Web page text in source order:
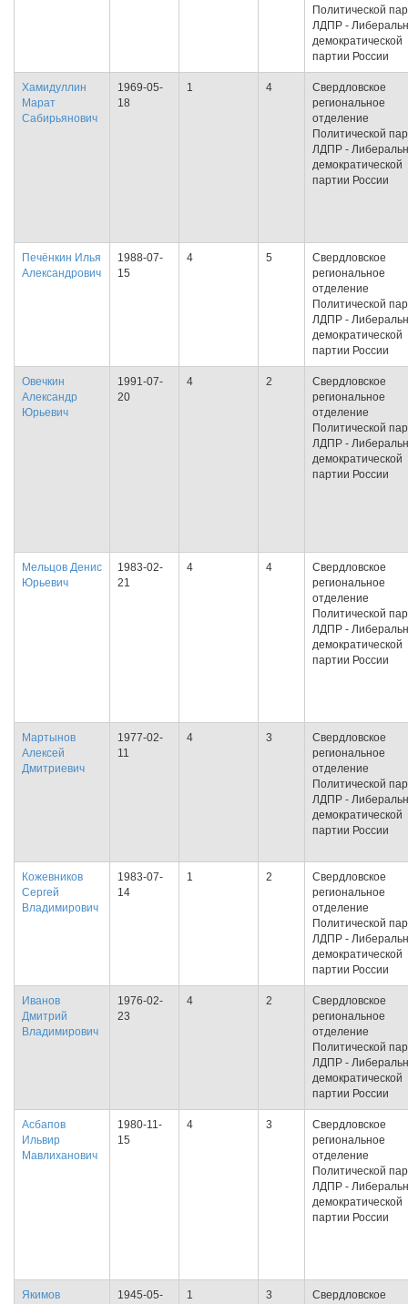
Политической
ЛДПР -
демократической
партии России
Хамидуллин
Марат
Сабирьянович
1969-05-
18
1 4
Свердловское
региональное
отделение
Политической
ЛДПР -
демократической
партии России
Печёнкин Илья
Александрович
1988-07-
15
4 5
Свердловское
региональное
отделение
Политической
ЛДПР -
демократической
партии России
Овечкин
Александр
Юрьевич
1991-07-
20
4 2
Свердловское
региональное
отделение
Политической
ЛДПР -
демократической
партии России
Мельцов Денис
Юрьевич
1983-02-
21
4 4
Свердловское
региональное
отделение
Политической
ЛДПР -
демократической
партии России
Мартынов
Алексей
Дмитриевич
1977-02-
11
4 3
Свердловское
региональное
отделение
Политической
ЛДПР -
демократической
партии России
Кожевников
Сергей
Владимирович
1983-07-
14
1 2
Свердловское
региональное
отделение
Политической
ЛДПР -
демократической
партии России
Иванов
Дмитрий
Владимирович
1976-02-
23
4 2
Свердловское
региональное
отделение
Политической
ЛДПР -
демократической
партии России
Асбапов
Ильвир
Мавлиханович
1980-11-
15
4 3
Свердловское
региональное
отделение
Политической
ЛДПР -
демократической
партии России
Якимов 1945-05- 1 3 Свердловское